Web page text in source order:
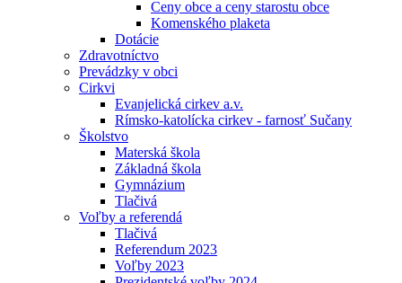
Ceny obce a ceny starostu obce
Komenského plaketa
Dotácie
Zdravotníctvo
Prevádzky v obci
Cirkvi
Evanjelická cirkev a.v.
Rímsko-katolícka cirkev - farnosť Sučany
Školstvo
Materská škola
Základná škola
Gymnázium
Tlačivá
Voľby a referendá
Tlačivá
Referendum 2023
Voľby 2023